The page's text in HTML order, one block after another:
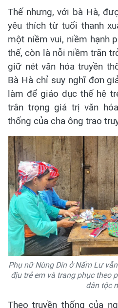
Thế nhưng, với bà Hà,
yêu thích từ tuổi thanh
một niềm vui, niềm hạnh
thế, còn là nỗi niềm trăn
giữ nét văn hóa truyền
Bà Hà chỉ suy nghĩ đơn
làm để giáo dục thế hệ
trân trọng giá trị văn
thống của cha ông trao
Phụ nữ Nùng Dín ở Nấm Lư
địu trẻ em và trang phục theo
dân tộc
Theo truyền thống của